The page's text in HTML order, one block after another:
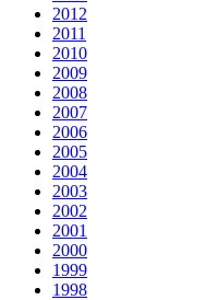
2012
2011
2010
2009
2008
2007
2006
2005
2004
2003
2002
2001
2000
1999
1998